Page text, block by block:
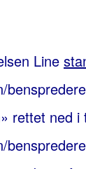
Line
rettet ned i